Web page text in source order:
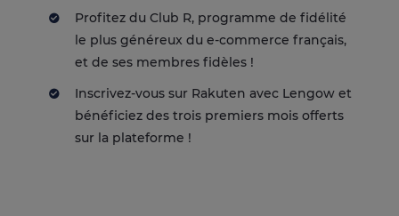
Profitez du Club R, programme de fidélité
le plus généreux du e-commerce français,
et de ses membres fidèles !
Inscrivez-vous sur Rakuten avec Lengow et
bénéficiez des trois premiers mois offerts
sur la plateforme !